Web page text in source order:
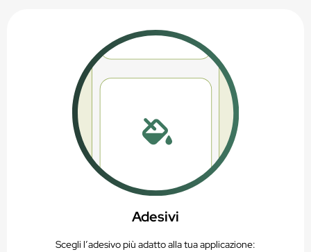
Adesivi
Scegli l’adesivo più adatto alla tua applicazione: